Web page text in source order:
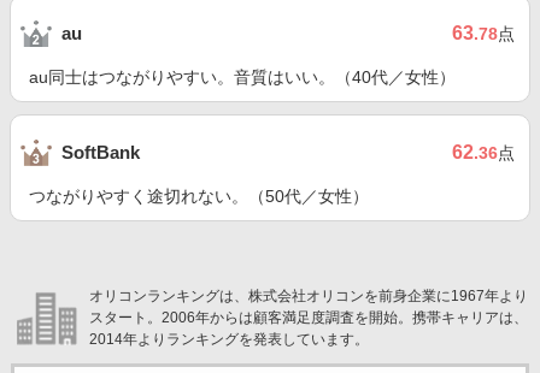
au 63.78点
au同士はつながりやすい。音質はいい。（40代／女性）
SoftBank 62.36点
つながりやすく途切れない。（50代／女性）
オリコンランキングは、株式会社オリコンを前身企業に1967年より
スタート。2006年からは顧客満足度調査を開始。携帯キャリアは、
2014年よりランキングを発表しています。